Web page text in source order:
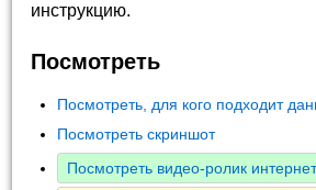
инструкцию.
Посмотреть
Посмотреть, для кого подходит
Посмотреть скриншот
Посмотреть видео-ролик